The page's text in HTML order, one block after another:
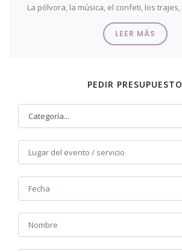
La pólvora, la música, el confeti, los
esos momentos especiales de la Fiesta
RELLENA EL FORMULARIO DE
PÁGINA Y SOLICITA
PRESUPUESTO DE FORMA
RÁPIDA!!
LEER MÁS
PEDIR PRESUPUESTO